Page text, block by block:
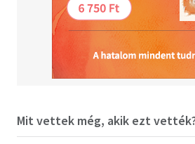
Mit vettek még, akik ezt